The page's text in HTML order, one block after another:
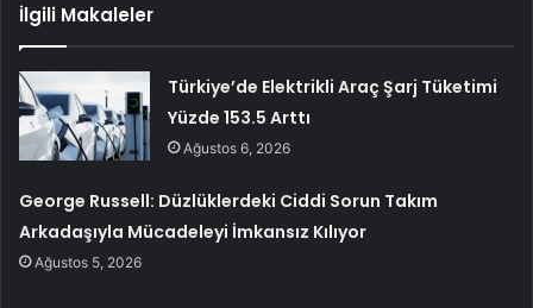
İlgili Makaleler
Türkiye’de Elektrikli Araç Şarj Tüketimi
Yüzde 153.5 Arttı
Ağustos 6, 2026
George Russell: Düzlüklerdeki Ciddi Sorun Takım
Arkadaşıyla Mücadeleyi İmkansız Kılıyor
Ağustos 5, 2026